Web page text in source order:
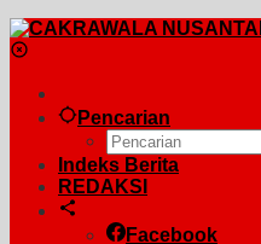
Pencarian
Indeks Berita
REDAKSI
Facebook